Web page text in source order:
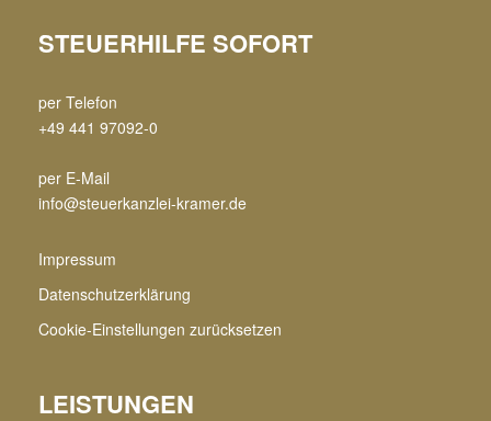
STEUERHILFE SOFORT
per Telefon
+49 441 97092-0
per E-Mail
info@steuerkanzlei-kramer.de
Impressum
Datenschutzerklärung
Cookie-Einstellungen zurücksetzen
LEISTUNGEN